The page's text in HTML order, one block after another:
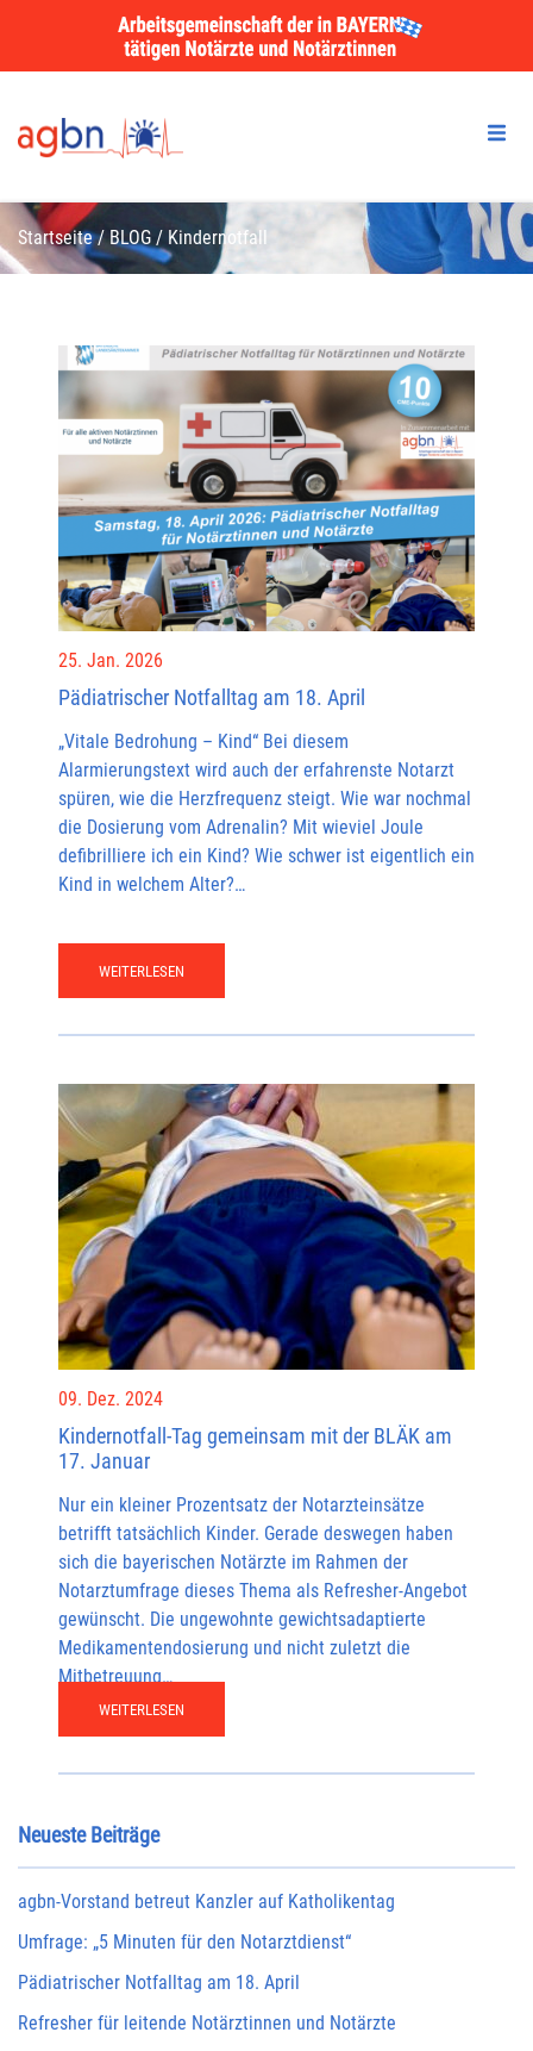
Startseite/BLOG / Kindernotfall
25. Jan. 2026
Pädiatrischer Notfalltag am 18. April
„Vitale Bedrohung – Kind“ Bei diesem
Alarmierungstext wird auch der erfahrenste Notarzt
spüren, wie die Herzfrequenz steigt. Wie war nochmal
die Dosierung vom Adrenalin? Mit wieviel Joule
defibrilliere ich ein Kind? Wie schwer ist eigentlich ein
Kind in welchem Alter?…
WEITERLESEN
09. Dez. 2024
Kindernotfall-Tag gemeinsam mit der BLÄK am
17. Januar
Nur ein kleiner Prozentsatz der Notarzteinsätze
betrifft tatsächlich Kinder. Gerade deswegen haben
sich die bayerischen Notärzte im Rahmen der
Notarztumfrage dieses Thema als Refresher-Angebot
gewünscht. Die ungewohnte gewichtsadaptierte
Medikamentendosierung und nicht zuletzt die
Mitbetreuung…
WEITERLESEN
Neueste Beiträge
agbn-Vorstand betreut Kanzler auf Katholikentag
Umfrage: „5 Minuten für den Notarztdienst“
Pädiatrischer Notfalltag am 18. April
Refresher für leitende Notärztinnen und Notärzte